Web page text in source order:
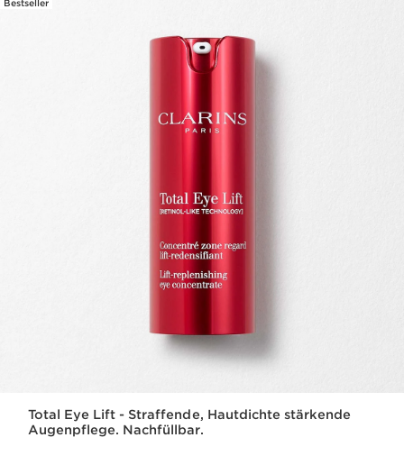
Bestseller
Total Eye Lift - Straffende, Hautdichte stärkende
Augenpflege. Nachfüllbar.